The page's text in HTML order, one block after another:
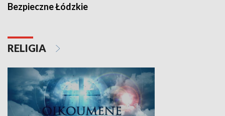
Bezpieczne Łódzkie
RELIGIA